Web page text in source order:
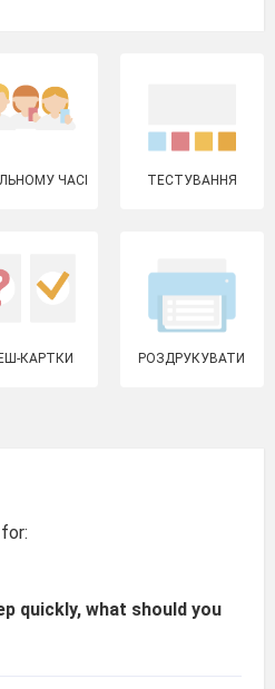
ЧАСІ ТЕСТУВАННЯ
КАРТКИ РОЗДРУКУВАТИ
quickly, what should you